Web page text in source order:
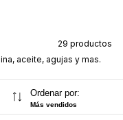
29 productos
aceite, agujas y mas.
Ordenar por:
Más vendidos